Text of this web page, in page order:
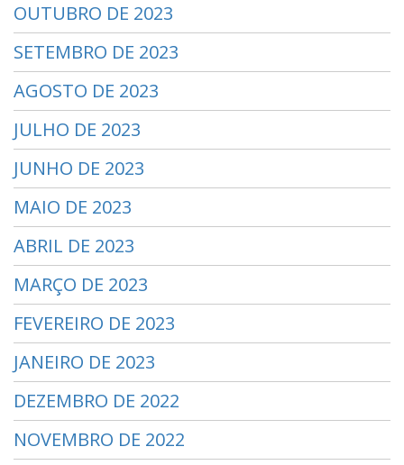
OUTUBRO DE 2023
SETEMBRO DE 2023
AGOSTO DE 2023
JULHO DE 2023
JUNHO DE 2023
MAIO DE 2023
ABRIL DE 2023
MARÇO DE 2023
FEVEREIRO DE 2023
JANEIRO DE 2023
DEZEMBRO DE 2022
NOVEMBRO DE 2022